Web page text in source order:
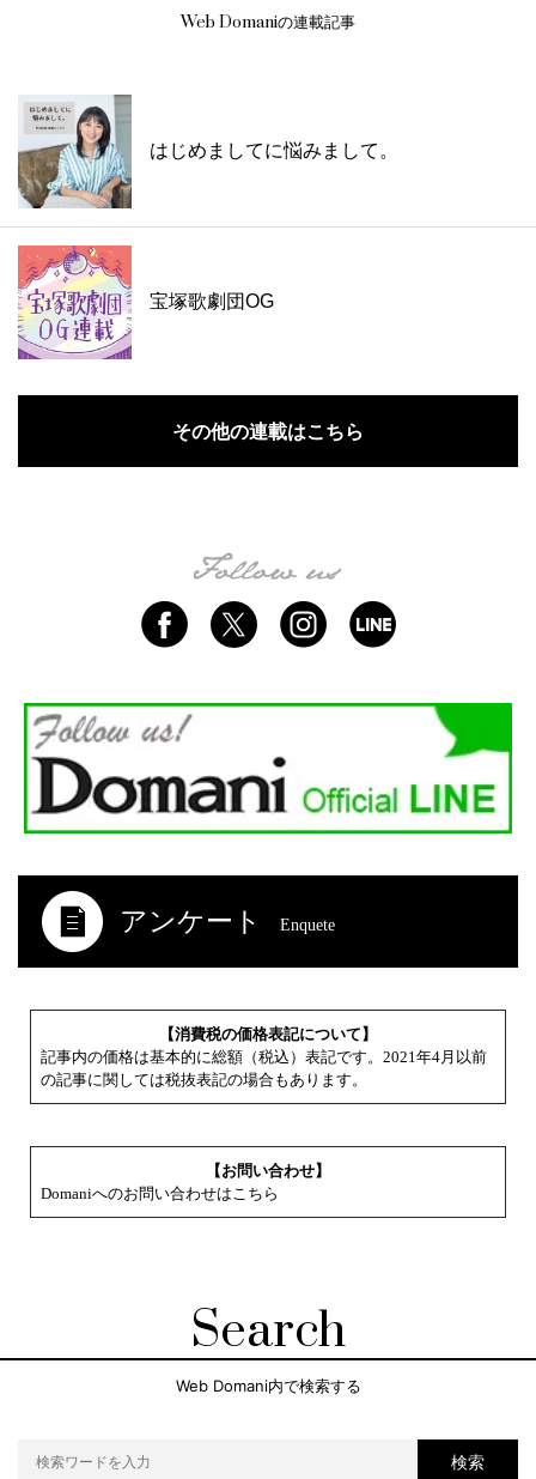
Web Domaniの連載記事
はじめましてに悩みまして。
宝塚歌劇団OG
その他の連載はこちら
アンケート Enquete
【消費税の価格表記について】
記事内の価格は基本的に総額（税込）表記です。2021年4月以前
の記事に関しては税抜表記の場合もあります。
【お問い合わせ】
Domaniへのお問い合わせはこちら
Search
Web Domani内で検索する
検索